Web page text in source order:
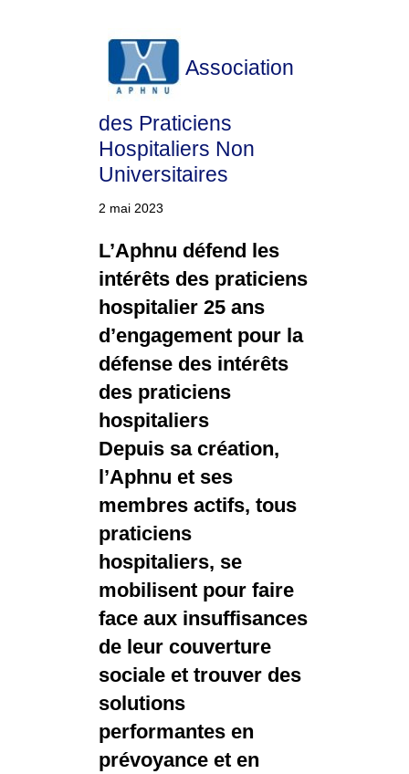
Association
des Praticiens
Hospitaliers Non
Universitaires
2 mai 2023
L’Aphnu défend les
intérêts des praticiens
hospitalier 25 ans
d’engagement pour la
défense des intérêts
des praticiens
hospitaliers
Depuis sa création,
l’Aphnu et ses
membres actifs, tous
praticiens
hospitaliers, se
mobilisent pour faire
face aux insuffisances
de leur couverture
sociale et trouver des
solutions
performantes en
prévoyance et en